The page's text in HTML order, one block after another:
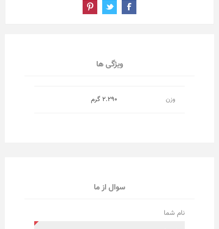
ویژگی ها
وزن 2.290 گرم
سوال از ما
نام شما